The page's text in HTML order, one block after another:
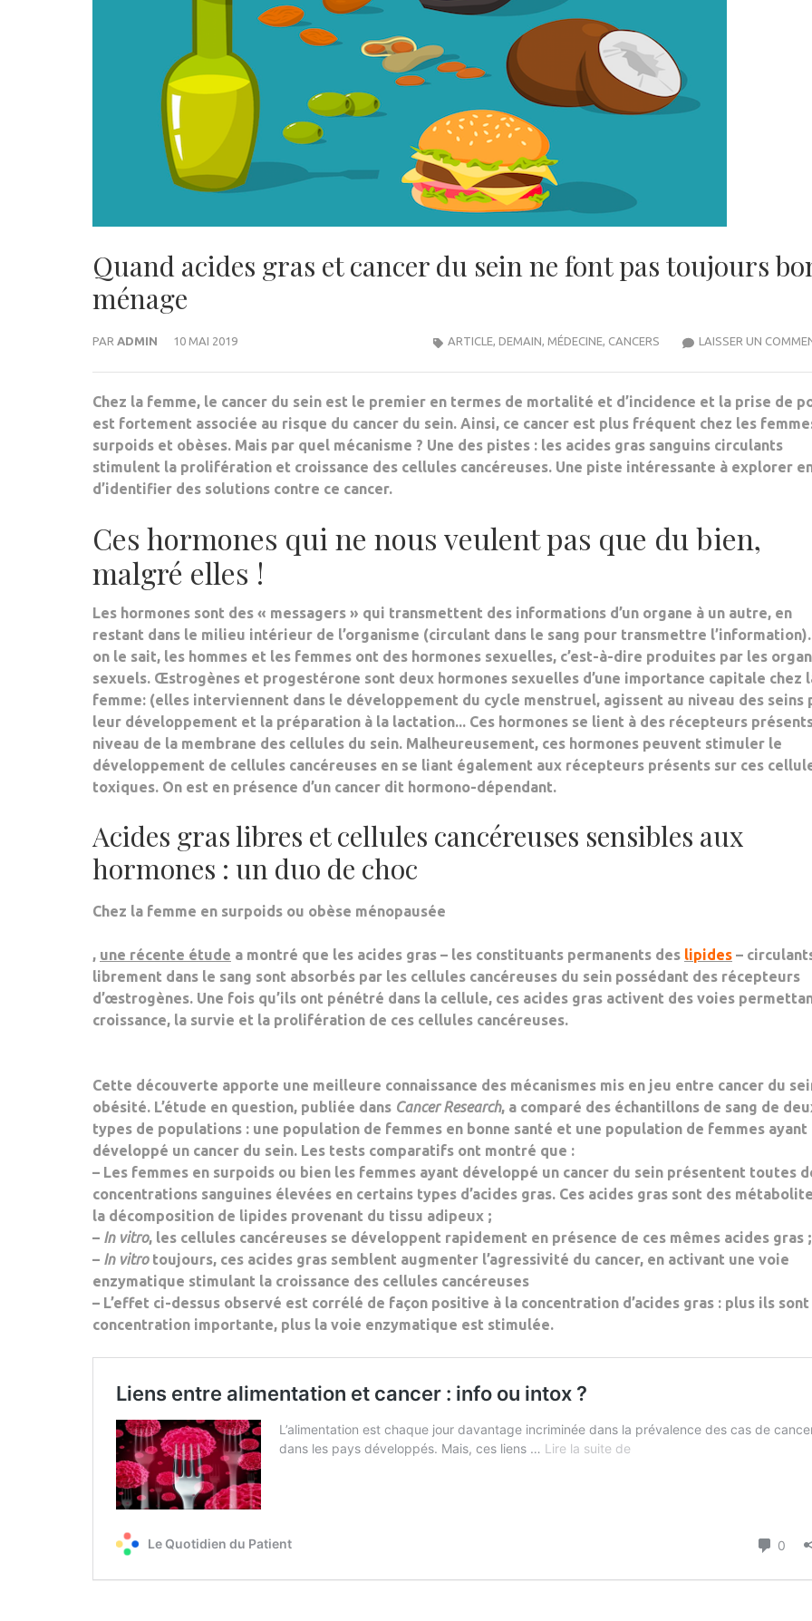
Quand acides gras et cancer du sein ne font pas toujours
ménage
PAR ADMIN 10 MAI 2019 LAISSER UN
ARTICLE, DEMAIN, MÉDECINE, CANCERS
Chez la femme, le cancer du sein est le premier en termes de mortalité et d’incidence et la prise de
est fortement associée au risque du cancer du sein. Ainsi, ce cancer est plus fréquent chez les
surpoids et obèses. Mais par quel mécanisme ? Une des pistes : les acides gras sanguins circulants
stimulent la prolifération et croissance des cellules cancéreuses. Une piste intéressante à explorer
d’identifier des solutions contre ce cancer.
Ces hormones qui ne nous veulent pas que du bien,
malgré elles !
Les hormones sont des « messagers » qui transmettent des informations d’un organe à un autre, en
restant dans le milieu intérieur de l’organisme (circulant dans le sang pour transmettre
on le sait, les hommes et les femmes ont des hormones sexuelles, c’est-à-dire produites par les
sexuels. Œstrogènes et progestérone sont deux hormones sexuelles d’une importance capitale chez
femme: (elles interviennent dans le développement du cycle menstruel, agissent au niveau des seins
leur développement et la préparation à la lactation... Ces hormones se lient à des récepteurs
niveau de la membrane des cellules du sein. Malheureusement, ces hormones peuvent stimuler le
développement de cellules cancéreuses en se liant également aux récepteurs présents sur ces
toxiques. On est en présence d’un cancer dit hormono-dépendant.
Acides gras libres et cellules cancéreuses sensibles aux
hormones : un duo de choc
Chez la femme en surpoids ou obèse ménopausée
, une récente étude a montré que les acides gras – les constituants permanents des lipides –
librement dans le sang sont absorbés par les cellules cancéreuses du sein possédant des récepteurs
d’œstrogènes. Une fois qu’ils ont pénétré dans la cellule, ces acides gras activent des voies
croissance, la survie et la prolifération de ces cellules cancéreuses.
Cette découverte apporte une meilleure connaissance des mécanismes mis en jeu entre cancer du
obésité. L’étude en question, publiée dans Cancer Research, a comparé des échantillons de sang de
types de populations : une population de femmes en bonne santé et une population de femmes ayant
développé un cancer du sein. Les tests comparatifs ont montré que :
– Les femmes en surpoids ou bien les femmes ayant développé un cancer du sein présentent toutes
concentrations sanguines élevées en certains types d’acides gras. Ces acides gras sont des
la décomposition de lipides provenant du tissu adipeux ;
– In vitro, les cellules cancéreuses se développent rapidement en présence de ces mêmes acides gras ;
– In vitrotoujours, ces acides gras semblent augmenter l’agressivité du cancer, en activant une voie
enzymatique stimulant la croissance des cellules cancéreuses
– L’effet ci-dessus observé est corrélé de façon positive à la concentration d’acides gras : plus ils sont
concentration importante, plus la voie enzymatique est stimulée.